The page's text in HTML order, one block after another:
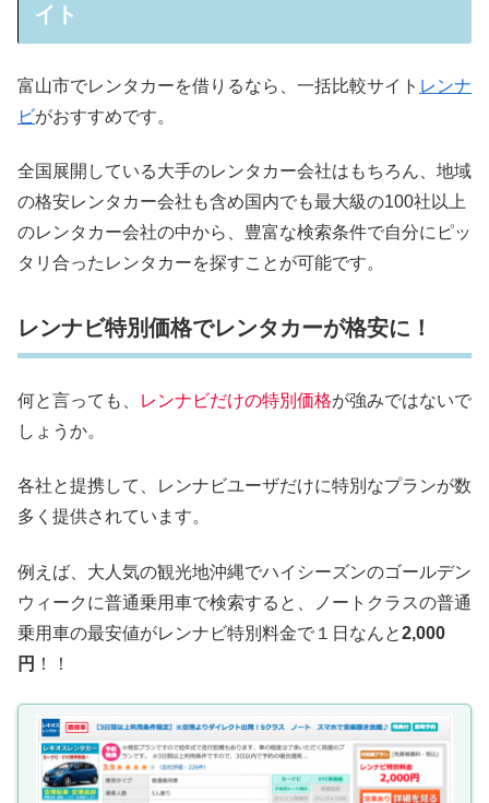
イト
富山市でレンタカーを借りるなら、一括比較サイト レンナ
ビがおすすめです。
全国展開している大手のレンタカー会社はもちろん、地域
の格安レンタカー会社も含め国内でも最大級の100社以上
のレンタカー会社の中から、豊富な検索条件で自分にピッ
タリ合ったレンタカーを探すことが可能です。
レンナビ特別価格でレンタカーが格安に！
何と言っても、 レンナビだけの特別価格が強みではないで
しょうか。
各社と提携して、レンナビユーザだけに特別なプランが数
多く提供されています。
例えば、大人気の観光地沖縄でハイシーズンのゴールデン
ウィークに普通乗用車で検索すると、ノートクラスの普通
乗用車の最安値がレンナビ特別料金で１日なんと2,000
円 ！！